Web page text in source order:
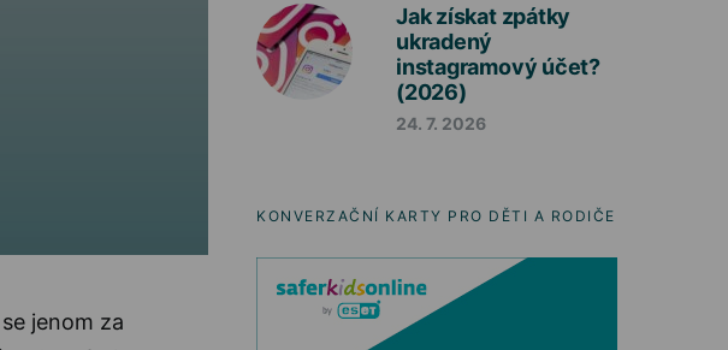
jenom za
Jak získat zpátky
ukradený
instagramový účet?
(2026)
24. 7. 2026
KONVERZAČNÍ KARTY PRO DĚTI A RODIČE